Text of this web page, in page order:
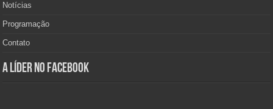
Notícias
Programação
Contato
A Líder no Facebook